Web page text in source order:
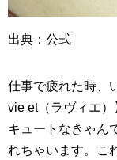
出典：公式
仕事で疲れた時、
vie et（ラヴィエ
キュートなきゃん
れちゃいます。こ